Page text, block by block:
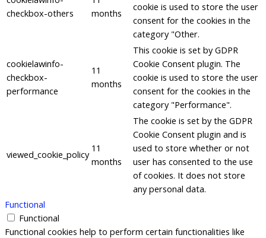
checkbox-others
months
cookie is used to store the user
consent for the cookies in the
category "Other.
cookielawinfo-
checkbox-
performance
11
months
This cookie is set by GDPR
Cookie Consent plugin. The
cookie is used to store the user
consent for the cookies in the
category "Performance".
viewed_cookie_policy
11
months
The cookie is set by the GDPR
Cookie Consent plugin and is
used to store whether or not
user has consented to the use
of cookies. It does not store
any personal data.
Functional
Functional
Functional cookies help to perform certain functionalities like